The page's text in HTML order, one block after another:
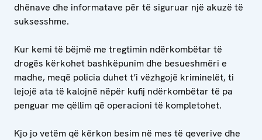
dhënave dhe informatave për të siguruar një akuzë të
suksesshme.
Kur kemi të bëjmë me tregtimin ndërkombëtar të
drogës kërkohet bashkëpunim dhe besueshmëri e
madhe, meqë policia duhet t’i vëzhgojë kriminelët, ti
lejojë ata të kalojnë nëpër kufij ndërkombëtar të pa
penguar me qëllim që operacioni të kompletohet.
Kjo jo vetëm që kërkon besim në mes të qeverive dhe